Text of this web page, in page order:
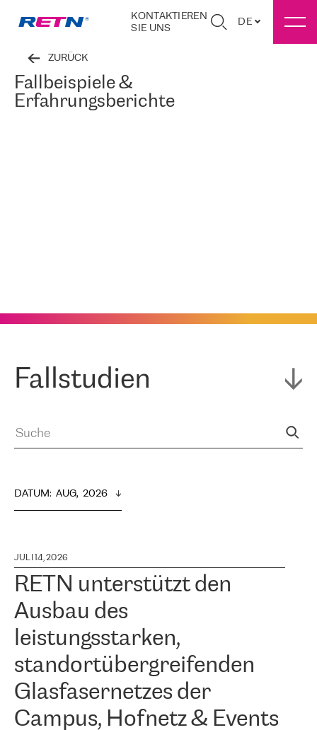
KONTAKTIEREN
SIE UNS
DE
ZURÜCK
Fallbeispiele &
Erfahrungsberichte
Fallstudien
DATUM: AUG,  2026
JULI 14, 2026
RETN unterstützt den
Ausbau des
leistungsstarken,
standortübergreifenden
Glasfasernetzes der
Campus, Hofnetz & Events